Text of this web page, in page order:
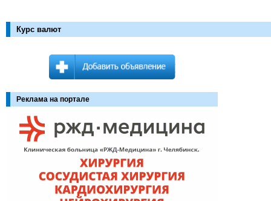
Курс валют
Реклама на портале